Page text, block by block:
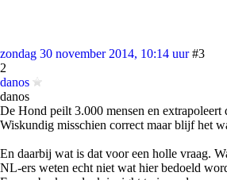
zondag 30 november 2014, 10:14 uur #3
2
danos
danos
De Hond peilt 3.000 mensen en extrapoleert
Wiskundig misschien correct maar blijf het
En daarbij wat is dat voor een holle vraag.
NL-ers weten echt niet wat hier bedoeld